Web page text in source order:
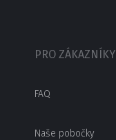
PRO ZÁKAZNÍKY
FAQ
Naše pobočky